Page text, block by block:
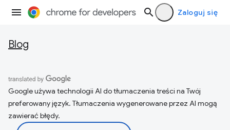
Zaloguj się
Blog
Google używa technologii AI do tłumaczenia treści na Twój
preferowany język. Tłumaczenia wygenerowane przez AI mogą
zawierać błędy.